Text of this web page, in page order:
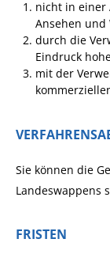
nicht in einer
Ansehen
durch die
Eindruck
mit der
Sie können die
Landeswappens
FRISTEN